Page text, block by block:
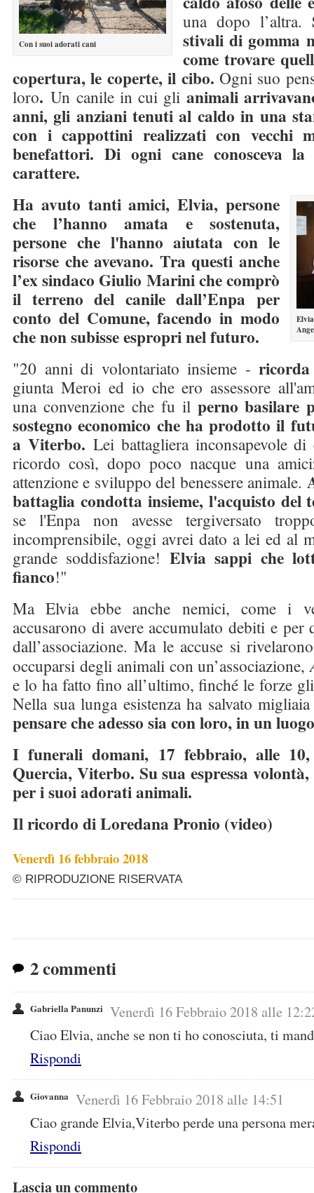
Con i suoi adorati cani
una dopo l’altra.
stivali di gomma
come trovare
copertura, le coperte, il cibo. Ogni suo
loro.Un canile in cui gli animali
anni, gli anziani tenuti al caldo in una
con i cappottini realizzati con vecchi
benefattori. Di ogni cane conosceva
carattere.
Ha avuto tanti amici, Elvia, persone
che l’hanno amata e sostenuta,
persone che l'hanno aiutata con le
risorse che avevano. Tra questi anche
l’ex sindaco Giulio Marini che comprò
il terreno del canile dall’Enpa per
conto del Comune, facendo in modo
che non subisse espropri nel futuro.
"20 anni di volontariato insieme -
giunta Meroi ed io che ero assessore
una convenzione che fu il perno basilare
sostegno economico che ha prodotto il
a Viterbo. Lei battagliera inconsapevole
ricordo così, dopo poco nacque una
attenzione e sviluppo del benessere animale.
battaglia condotta insieme, l'acquisto del
se l'Enpa non avesse tergiversato
incomprensibile, oggi avrei dato a lei ed al
grande soddisfazione! Elvia sappi che
fianco!"
Ma Elvia ebbe anche nemici, come i
accusarono di avere accumulato debiti e per
dall’associazione. Ma le accuse si
occuparsi degli animali con un’associazione,
e lo ha fatto fino all’ultimo, finché le forze
Nella sua lunga esistenza ha salvato
pensare che adesso sia con loro, in un
I funerali domani, 17 febbraio, alle
Quercia, Viterbo. Su sua espressa
per i suoi adorati animali.
Il ricordo di Loredana Pronio (video)
Venerdì 16 febbraio 2018
© RIPRODUZIONE RISERVATA
2 commenti
Gabriella Panunzi Venerdì 16 Febbraio 2018 alle
Ciao Elvia, anche se non ti ho conosciuta, ti
Rispondi
Giovanna Venerdì 16 Febbraio 2018 alle 14:51
Ciao grande Elvia,Viterbo perde una persona
Rispondi
Lascia un commento